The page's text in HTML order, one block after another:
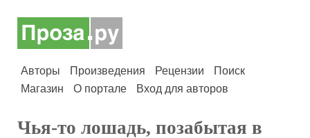
Авторы Произведения Рецензии
Поиск
Магазин
О портале Вход для авторов
Чья-то лошадь, позабытая в